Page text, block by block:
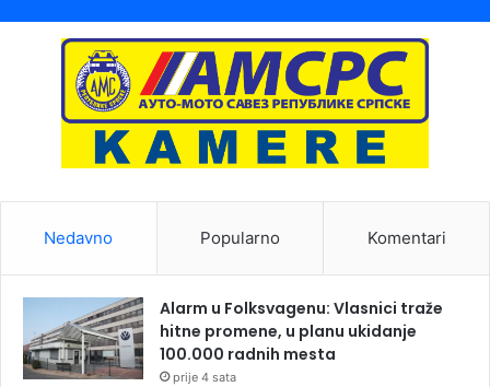
Nedavno Popularno Komentari
Alarm u Folksvagenu: Vlasnici traže
hitne promene, u planu ukidanje
100.000 radnih mesta
prije 4 sata